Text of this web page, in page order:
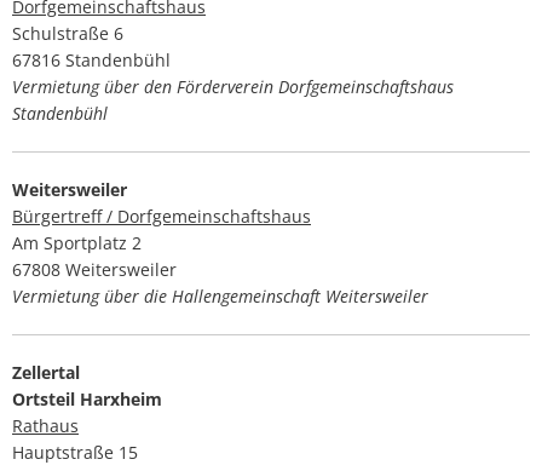
Dorfgemeinschaftshaus
Schulstraße 6
67816 Standenbühl
Vermietung über den Förderverein Dorfgemeinschaftshaus
Standenbühl
Weitersweiler
Bürgertreff / Dorfgemeinschaftshaus
Am Sportplatz 2
67808 Weitersweiler
Vermietung über die Hallengemeinschaft Weitersweiler
Zellertal
Ortsteil Harxheim
Rathaus
Hauptstraße 15